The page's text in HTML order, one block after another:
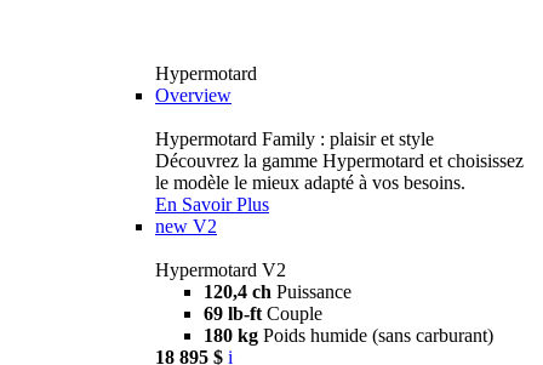
Hypermotard
Overview
Hypermotard Family : plaisir et style
Découvrez la gamme Hypermotard et choisissez
le modèle le mieux adapté à vos besoins.
En Savoir Plus
new V2
Hypermotard V2
120,4 ch Puissance
69 lb-ft Couple
180 kg Poids humide (sans carburant)
18 895 $ i